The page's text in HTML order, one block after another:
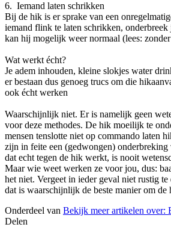
6. Iemand laten schrikken
Bij de hik is er sprake van een
iemand flink te laten schrikken,
kan hij mogelijk weer normaal (lees:
Wat werkt écht?
Je adem inhouden, kleine slokjes water
er bestaan dus genoeg trucs om die
ook écht werken
Waarschijnlijk niet. Er is namelijk geen
voor deze methodes. De hik moeilijk te
mensen tenslotte niet op commando laten
zijn in feite een (gedwongen)
dat echt tegen de hik werkt, is nooit
Maar wie weet werken ze voor jou, dus:
het niet. Vergeet in ieder geval niet rustig
dat is waarschijnlijk de beste manier om
Onderdeel van Bekijk meer artikelen over:
Delen